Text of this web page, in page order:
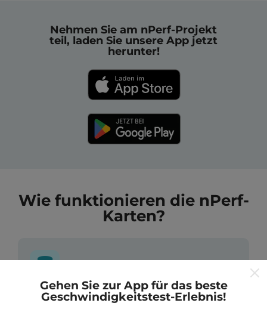
Nehmen Sie am nPerf-Projekt
teil, laden Sie unsere App jetzt
herunter!
Wie funktionieren die nPerf-
Karten?
Wo kommen die Daten her?
Gehen Sie zur App für das beste
Geschwindigkeitstest-Erlebnis!